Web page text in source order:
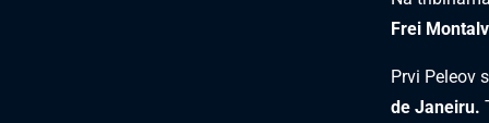
Frei
Prvi Peleov
de Janeiru.